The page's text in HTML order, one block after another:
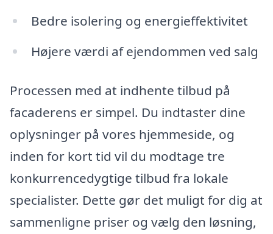
Bedre isolering og energieffektivitet
Højere værdi af ejendommen ved salg
Processen med at indhente tilbud på
facaderens er simpel. Du indtaster dine
oplysninger på vores hjemmeside, og
inden for kort tid vil du modtage tre
konkurrencedygtige tilbud fra lokale
specialister. Dette gør det muligt for dig at
sammenligne priser og vælg den løsning,